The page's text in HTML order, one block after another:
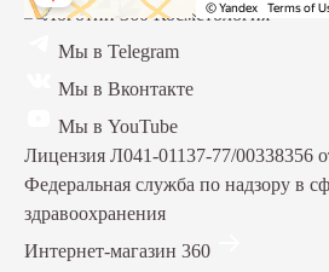
Мы в Telegram
Мы в Вконтакте
Мы в YouTube
Лицензия Л041-01137-77/00338356
Федеральная служба по надзору в
здравоохранения
Интернет-магазин 360